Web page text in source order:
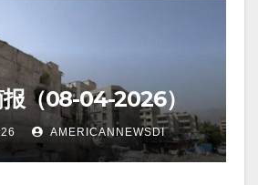
（08-04-2026）
AMERICANNEWSDI